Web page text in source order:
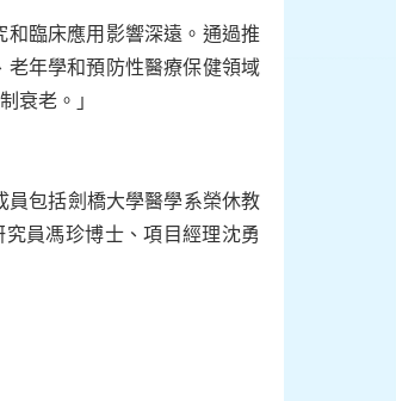
臨床應用影響深遠。通過推
年學和預防性醫療保健領域
衰老。」
員包括劍橋大學醫學系榮休教
員馮珍博士、項目經理沈勇